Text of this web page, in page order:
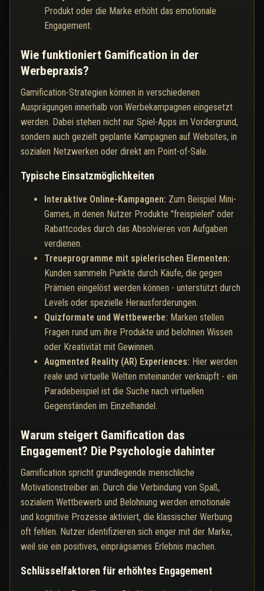
Produkt oder die Marke erhöht das emotionale
Engagement.
Wie funktioniert Gamification in der
Werbepraxis?
Gamification-Strategien können in verschiedenen
Ausprägungen innerhalb von Werbekampagnen eingesetzt
werden. Dabei stehen nicht nur Spiel-Apps im Vordergrund,
sondern auch gezielt geplante Kampagnen auf Websites, in
sozialen Netzwerken oder direkt am Point-of-Sale.
Typische Einsatzmöglichkeiten
Interaktive Online-Kampagnen: Zum Beispiel Mini-
Games, in denen Nutzer Produkte "freispielen" oder
Rabattcodes durch das Absolvieren von Aufgaben
verdienen.
Treueprogramme mit spielerischen Elementen:
Kunden sammeln Punkte durch Käufe, die gegen
Prämien eingelöst werden können - unterstützt durch
Levels oder spezielle Herausforderungen.
Quizformate und Wettbewerbe: Marken stellen
Fragen rund um ihre Produkte und belohnen Wissen
oder Kreativität mit Gewinnen.
Augmented Reality (AR) Experiences: Hier werden
reale und virtuelle Welten miteinander verknüpft - ein
Paradebeispiel ist die Suche nach virtuellen
Gegenständen im Einzelhandel.
Warum steigert Gamification das
Engagement? Die Psychologie dahinter
Gamification spricht grundlegende menschliche
Motivationstreiber an. Durch die Verbindung von Spaß,
sozialem Wettbewerb und Belohnung werden emotionale
und kognitive Prozesse aktiviert, die klassischer Werbung
oft fehlen. Nutzer identifizieren sich enger mit der Marke,
weil sie ein positives, einprägsames Erlebnis machen.
Schlüsselfaktoren für erhöhtes Engagement